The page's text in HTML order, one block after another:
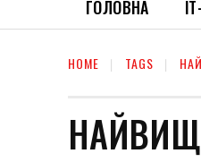
ГОЛОВНА
HOME TAGS